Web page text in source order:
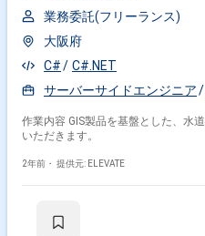
業務委託(フリーランス)
大阪府
C#
C#.NET
サーバーサイドエンジニア
作業内容 GIS製品を基盤とした、水
いただきます。
2年前・ 提供元: ELEVATE